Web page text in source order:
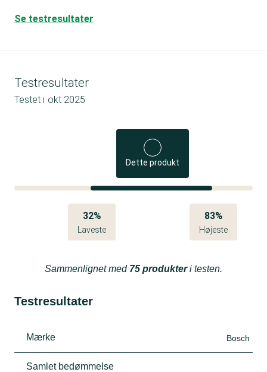
Se testresultater
Testresultater
Testet i okt 2025
Dette produkt
32%
Laveste
83%
Højeste
Sammenlignet med 75 produkteri testen.
Testresultater
Mærke Bosch
Samlet bedømmelse